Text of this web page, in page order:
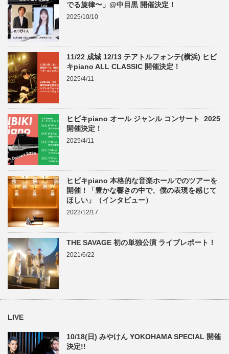
でる旋律〜」@中目黒 開催決定！
2025/10/10
11/22 成城 12/13 テアトルフォンテ(横浜) ヒビ
キpiano ALL CLASSIC 開催決定！
2025/4/11
ヒビキpiano オール ジャンル コンサート 2025
開催決定！
2025/4/11
ヒビキpiano 本格的な音楽ホールでのツアーを
開催！「豊かな響きの中で、僕の表現を感じて
ほしい」（インタビュー）
2022/12/17
THE SAVAGE 初の単独公演 ライブレポート！
2021/6/22
LIVE
10/18(日) みやけん YOKOHAMA SPECIAL 開催
決定!!